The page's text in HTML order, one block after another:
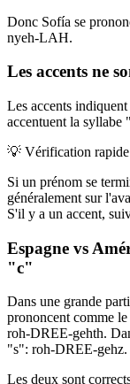
Donc Sofía se
nyeh-LAH.
Les accents ne
Les accents
accentuent la
💡 Vérification
Si un prénom se
généralement sur
S'il y a un accent,
Espagne vs
"c"
Dans une grande
prononcent comme
roh-DREE-gehth.
"s": roh-DREE-gehz.
Les deux sont